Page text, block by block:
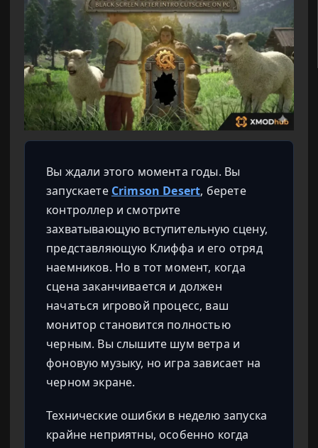
Вы ждали этого момента годы. Вы
запускаете Crimson Desert, берете
контроллер и смотрите
захватывающую вступительную сцену,
представляющую Клиффа и его отряд
наемников. Но в тот момент, когда
сцена заканчивается и должен
начаться игровой процесс, ваш
монитор становится полностью
черным. Вы слышите шум ветра и
фоновую музыку, но игра зависает на
черном экране.
Технические ошибки в неделю запуска
крайне неприятны, особенно когда